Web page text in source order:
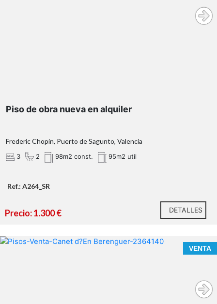
Piso de obra nueva en alquiler
Frederic Chopin, Puerto de Sagunto, Valencia
3 2 98m2 const. 95m2 util
Ref.: A264_SR
Precio: 1.300 € DETALLES
VENTA